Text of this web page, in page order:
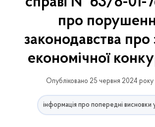
про
законодавства про
економічної
Опубліковано 25 червня 2024 року
інформація про попередні висновки